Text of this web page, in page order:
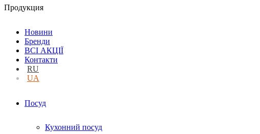
Продукция
Новини
Бренди
ВСІ АКЦІЇ
Контакти
RU
UA
Посуд
Кухонний посуд